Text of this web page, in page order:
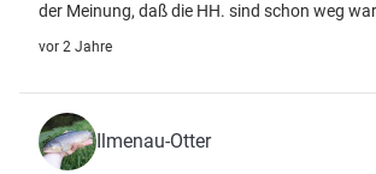
der Meinung, daß die HH. sind schon weg
vor 2 Jahre
Ilmenau-Otter